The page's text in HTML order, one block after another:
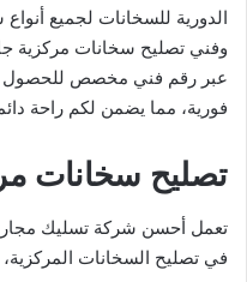
الدورية للسخانات لجميع
وفني تصليح سخانات مركزية
عبر رقم فني مخصص للحصول
فورية، مما يضمن لكم راحة
تصليح سخانات
تعمل أحسن شركة تسليك
في تصليح السخانات المركزية،